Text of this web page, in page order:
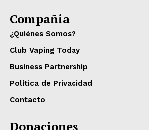
Compañia
¿Quiénes Somos?
Club Vaping Today
Business Partnership
Política de Privacidad
Contacto
Donaciones